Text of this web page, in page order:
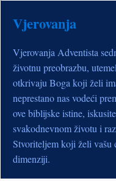
Vjerovanja
Vjerovanja Adventista
životnu preobrazbu,
otkrivaju Boga koji želi
neprestano nas vodeći
ove biblijske istine,
svakodnevnom životu i
Stvoriteljem koji želi vašu
dimenziji.